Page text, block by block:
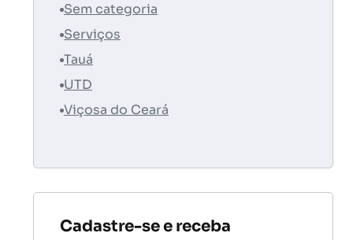
Sem categoria
Serviços
Tauá
UTD
Viçosa do Ceará
Cadastre-se e receba